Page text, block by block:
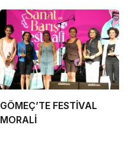
GÖMEÇ’TE FESTİVAL
MORALİ